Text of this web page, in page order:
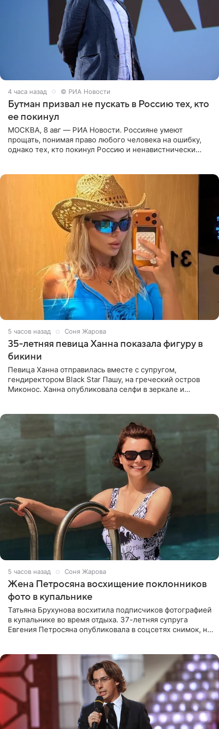
4 часа назад © РИА Новости
Бутман призвал не пускать в Россию тех, кто
ее покинул
МОСКВА, 8 авг — РИА Новости. Россияне умеют
прощать, понимая право любого человека на ошибку,
однако тех, кто покинул Россию и ненавистнически
5 часов назад Соня Жарова
35-летняя певица Ханна показала фигуру в
бикини
Певица Ханна отправилась вместе с супругом,
гендиректором Black Star Пашу, на греческий остров
Миконос. Ханна опубликовала селфи в зеркале и
5 часов назад Соня Жарова
Жена Петросяна восхищение поклонников
фото в купальнике
Татьяна Брухунова восхитила подписчиков фотографией
в купальнике во время отдыха. 37-летняя супруга
Евгения Петросяна опубликовала в соцсетях снимок, на